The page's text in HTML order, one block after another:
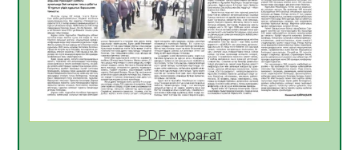
05.08.2026
24
Алғашқы цифрлық жасанды интеллект
құралдарының таныстырылымы өтті
05.08.2026
25
Құрылтай үшін дауыс беруге дайын
PDF мұрағат